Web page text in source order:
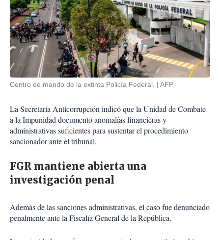
Centro de mando de la extinta Policía Federal. AFP
La Secretaría Anticorrupción indicó que la Unidad de Combate
a la Impunidad documentó anomalías financieras y
administrativas suficientes para sustentar el procedimiento
sancionador ante el tribunal.
FGR mantiene abierta una
investigación penal
Además de las sanciones administrativas, el caso fue denunciado
penalmente ante la Fiscalía General de la República.